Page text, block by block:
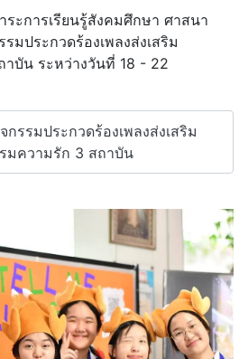
ระการเรียนรู้สังคมศึกษา ศาสนา
มประกวดร้องเพลงส่งเสริม
บัน ระหว่างวันที่ 18 - 22
กรรมประกวดร้องเพลงส่งเสริม
มความรัก 3 สถาบัน